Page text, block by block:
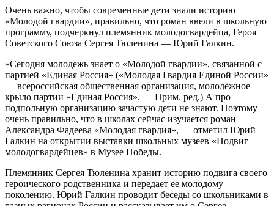
Очень важно, чтобы современные дети знали историю
«Молодой гвардии», правильно, что роман ввели в школьную
программу, подчеркнул племянник молодогвардейца, Героя
Советского Союза Сергея Тюленина — Юрий Галкин.
«Сегодня молодежь знает о «Молодой гвардии», связанной с
партией «Единая Россия» («Молодая Гвардия Единой России»
— всероссийская общественная организация, молодёжное
крыло партии «Единая Россия». — Прим. ред.) А про
подпольную организацию зачастую дети не знают. Поэтому
очень правильно, что в школах сейчас изучается роман
Александра Фадеева «Молодая гвардия», — отметил Юрий
Галкин на открытии выставки школьных музеев «Подвиг
молодогвардейцев» в Музее Победы.
Племянник Сергея Тюленина хранит историю подвига своего
героического родственника и передает ее молодому
поколению. Юрий Галкин проводит беседы со школьниками в